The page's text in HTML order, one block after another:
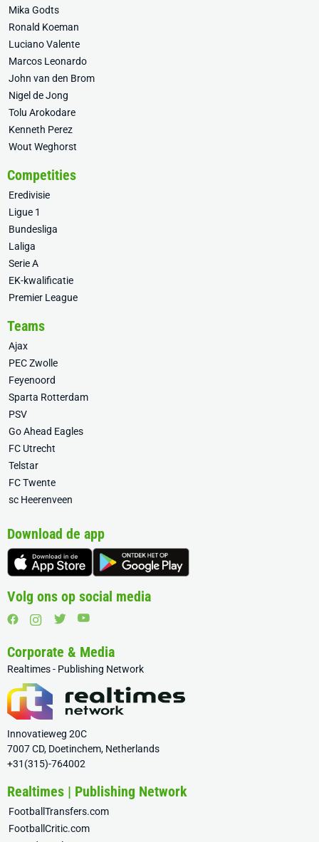
Mika Godts
Ronald Koeman
Luciano Valente
Marcos Leonardo
John van den Brom
Nigel de Jong
Tolu Arokodare
Kenneth Perez
Wout Weghorst
Competities
Eredivisie
Ligue 1
Bundesliga
Laliga
Serie A
EK-kwalificatie
Premier League
Teams
Ajax
PEC Zwolle
Feyenoord
Sparta Rotterdam
PSV
Go Ahead Eagles
FC Utrecht
Telstar
FC Twente
sc Heerenveen
Download de app
Volg ons op social media
Corporate & Media
Realtimes - Publishing Network
Innovatieweg 20C
7007 CD, Doetinchem, Netherlands
+31(315)-764002
Realtimes | Publishing Network
FootballTransfers.com
FootballCritic.com